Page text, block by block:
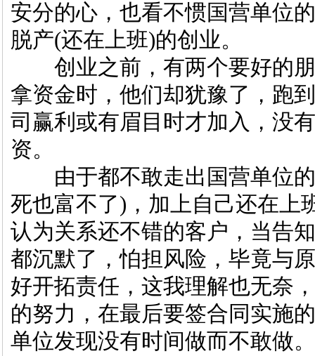
安分的心，也看不惯国营单位
脱产(还在上班)的创业。
创业之前，有两个要好的朋
拿资金时，他们却犹豫了，跑
司赢利或有眉目时才加入，没
资。
由于都不敢走出国营单位的
死也富不了)，加上自己还在上
认为关系还不错的客户，当告
都沉默了，怕担风险，毕竟与
好开拓责任，这我理解也无奈
的努力，在最后要签合同实施
单位发现没有时间做而不敢做。